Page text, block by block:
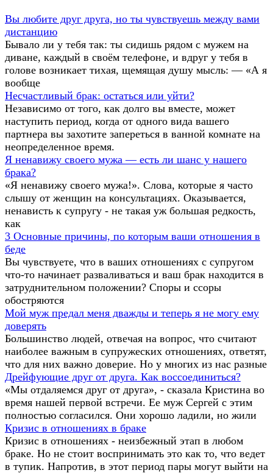
Вы любите друг друга, но ты чувствуешь между вами
дистанцию
Бывало ли у тебя так: ты сидишь рядом с мужем на
диване, каждый в своём телефоне, и вдруг у тебя в
голове возникает тихая, щемящая душу мысль: — «А я
вообще
Несчастливый брак: остаться или уйти?
Независимо от того, как долго вы вместе, может
наступить период, когда от одного вида вашего
партнера вы захотите запереться в ванной комнате на
неопределенное время.
Я ненавижу своего мужа — есть ли шанс у нашего
брака?
«Я ненавижу своего мужа!». Слова, которые я часто
слышу от женщин на консультациях. Оказывается,
ненависть к супругу - не такая уж большая редкость,
как
3 Основные причины, по которым ваши отношения в
беде
Вы чувствуете, что в ваших отношениях с супругом
что-то начинает разваливаться и ваш брак находится в
затруднительном положении? Споры и ссоры
обостряются
Мой муж предал меня дважды и теперь я не могу ему
доверять
Большинство людей, отвечая на вопрос, что считают
наиболее важным в супружеских отношениях, ответят,
что для них важно доверие. Но у многих из нас разные
Дрейфующие друг от друга. Как воссоединиться?
«Мы отдаляемся друг от друга», - сказала Кристина во
время нашей первой встречи. Ее муж Сергей с этим
полностью согласился. Они хорошо ладили, но жили
Кризис в отношениях в браке
Кризис в отношениях - неизбежный этап в любом
браке. Но не стоит воспринимать это как то, что ведет
в тупик. Напротив, в этот период пары могут выйти на